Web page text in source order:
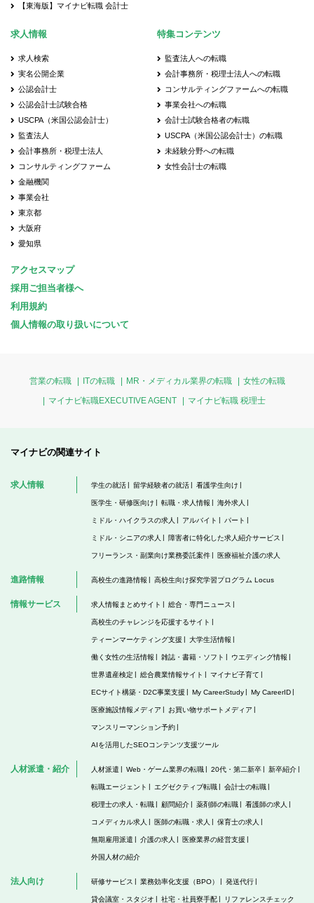
【東海版】マイナビ転職 会計士
求人情報
求人検索
実名公開企業
公認会計士
公認会計士試験合格
USCPA（米国公認会計士）
監査法人
会計事務所・税理士法人
コンサルティングファーム
金融機関
事業会社
東京都
大阪府
愛知県
特集コンテンツ
監査法人への転職
会計事務所・税理士法人への転職
コンサルティングファームへの転職
事業会社への転職
会計士試験合格者の転職
USCPA（米国公認会計士）の転職
未経験分野への転職
女性会計士の転職
アクセスマップ
採用ご担当者様へ
利用規約
個人情報の取り扱いについて
営業の転職 ITの転職 MR・メディカル業界の転職
女性の転職
マイナビ転職EXECUTIVE AGENT
マイナビ転職 税理士
マイナビの関連サイト
求人情報 学生の就活 留学経験者の就活 看護学生向け
医学生・研修医向け 転職・求人情報 海外求人
ミドル・ハイクラスの求人 アルバイト パート
ミドル・シニアの求人 障害者に特化した求人紹介サービス
フリーランス・副業向け業務委託案件 医療福祉介護の求人
進路情報 高校生の進路情報 高校生向け探究学習プログラム Locus
情報サービス 求人情報まとめサイト 総合・専門ニュース
高校生のチャレンジを応援するサイト
ティーンマーケティング支援 大学生活情報
働く女性の生活情報 雑誌・書籍・ソフト ウエディング情報
世界遺産検定 総合農業情報サイト マイナビ子育て
ECサイト構築・D2C事業支援 My CareerStudy My CareerID
医療施設情報メディア お買い物サポートメディア
マンスリーマンション予約
AIを活用したSEOコンテンツ支援ツール
人材派遣・紹介 人材派遣 Web・ゲーム業界の転職 20代・第二新卒 新卒紹介
転職エージェント エグゼクティブ転職 会計士の転職
税理士の求人・転職 顧問紹介 薬剤師の転職 看護師の求人
コメディカル求人 医師の転職・求人 保育士の求人
無期雇用派遣 介護の求人 医療業界の経営支援
外国人材の紹介
法人向け 研修サービス 業務効率化支援（BPO） 発送代行
貸会議室・スタジオ 社宅・社員寮手配 リファレンスチェック